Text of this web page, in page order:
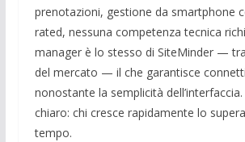
prenotazioni, gestione da smartphone
rated, nessuna competenza tecnica
manager è lo stesso di SiteMinder —
del mercato — il che garantisce
nonostante la semplicità
chiaro: chi cresce rapidamente lo
tempo.